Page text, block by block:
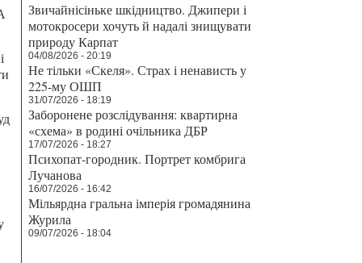
Звичайнісіньке шкідництво. Джипери і
мотокросери хочуть й надалі знищувати
природу Карпат
04/08/2026 - 20:19
Не тільки «Скеля». Страх і ненависть у
225-му ОШП
31/07/2026 - 18:19
Заборонене розслідування: квартирна
«схема» в родині очільника ДБР
17/07/2026 - 18:27
Психопат-городник. Портрет комбрига
Лучанова
16/07/2026 - 16:42
Мільярдна гральна імперія громадянина
Журила
09/07/2026 - 18:04